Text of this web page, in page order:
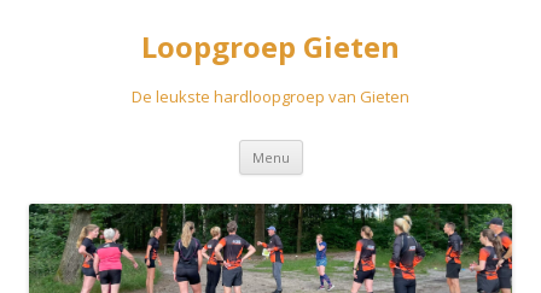
Loopgroep Gieten
De leukste hardloopgroep van Gieten
Menu Spring
inhoud